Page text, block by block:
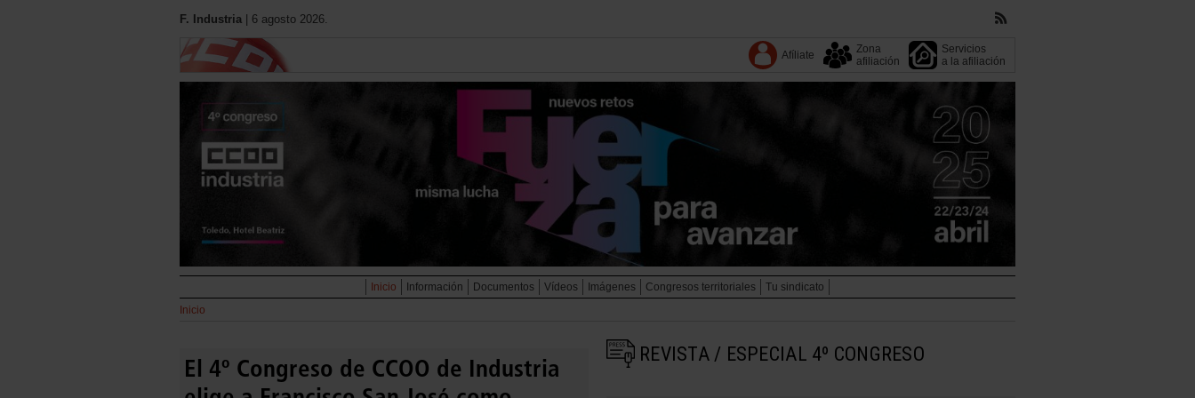
F. Industria | 6 agosto 2026.
Afíliate
Zona
afiliación
Servicios
a la afiliación
Inicio Información Documentos Vídeos Imágenes Congresos territoriales
Tu sindicato
Inicio
El 4º Congreso de CCOO de Industria
REVISTA / ESPECIAL 4º CONGRESO